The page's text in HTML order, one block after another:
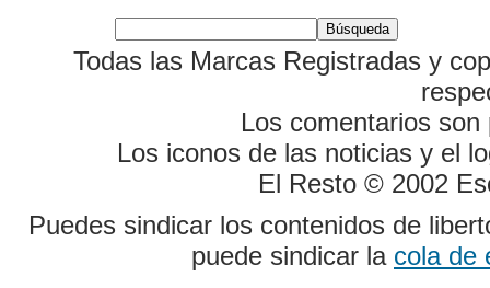
Todas las Marcas Registradas y
Los comentarios
Los iconos de las noticias y el
El Resto © 2002
Puedes sindicar los contenidos de
puede sindicar la cola de